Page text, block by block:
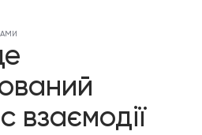
взаємодії